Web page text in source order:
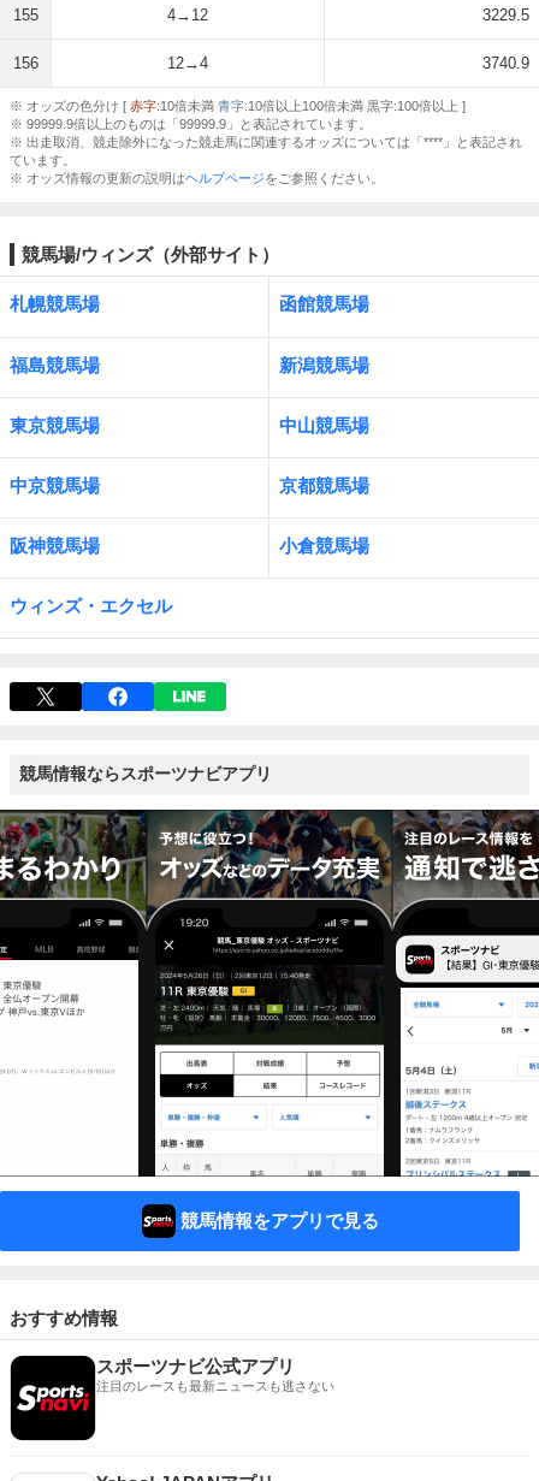
155 4→12 3229.5
156 12→4 3740.9
※ オッズの色分け [ 赤字:10倍未満 青字:10倍以上100倍未満 黒字:100倍以上 ]
※ 99999.9倍以上のものは「99999.9」と表記されています。
※ 出走取消、競走除外になった競走馬に関連するオッズについては「****」と表記され
ています。
※ オッズ情報の更新の説明はヘルプページをご参照ください。
競馬場/ウィンズ（外部サイト）
札幌競馬場 函館競馬場
福島競馬場 新潟競馬場
東京競馬場 中山競馬場
中京競馬場 京都競馬場
阪神競馬場 小倉競馬場
ウィンズ・エクセル
競馬情報ならスポーツナビアプリ
競馬情報をアプリで見る
おすすめ情報
スポーツナビ公式アプリ
注目のレースも最新ニュースも逃さない